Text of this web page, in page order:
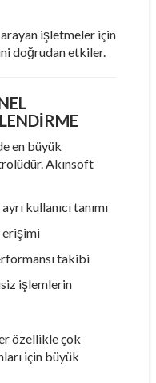
arayan işletmeler için
doğrudan etkiler.
en büyük
Akınsoft
kullanıcı tanımı
erişimi
takibi
işlemlerin
özellikle çok
için büyük